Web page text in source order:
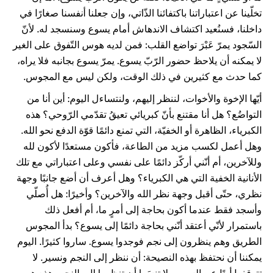
تخلّينا عن اعتباراتنا باكتفائنا الذّاتي، وإن جعلنا أنفسنا صغارًا في
داخلنا، فسنُعيد اكتشاف الاندهاش أمام يسوع وسنسجد له. لأنّ
السّجود يمرّ عَبْرَ تواضع القلب: فمن لديه هوس التّفوق على الغير
لا يمكنه أن يلاحظ حضور الرّبّ يسوع. يمرّ يسوع بجانبه فلا يراه،
كما حدث مع كثيرين في ذلك الوقت، ولكن ليس مع المجوس.
أيّها الإخوة والأخوات، لننظر إليهم، ولنتساءل اليوم: أين أنا من
التواضُع؟ هل أنا مقتنع بأنّ كبريائي تعيقُ تقدّمي الرّوحي؟ هذه
الكبرياء، الظاهرة أو الخفيّة، التي تمنع دائمًا قوّة الدفع نحو الله.
وهل أعمل لكسب مزيد من الطاعة، فأكون مستعدًا لأكون لله
وللآخرين، أم أنّني أركّز دائمًا على نفسي وعلى اعتباراتي مع تلك
الأنانية الخفية التي هي الكبرياء؟ وهل أعرف أن أضع جانبًا وجهة
نظري، حتّى أقبل وجهة نظر الله والآخرين؟ وأخيرًا: هل أُصلّي
وأسجد فقط عندما أكون بحاجة إلى أمرٍ ما، أم أفعل ذلك
باستمرار لأنّي أعتقد أنّني بحاجة دائمًا إلى يسوع؟ بدأ المجوس
الطريق وهم ينظرون إلى نجم فوجدوا يسوع. ساروا كثيرًا. اليوم
يمكننا أن نحتفظ بهذه النصيحة: أن ننظر إلى النجم ونسير. لا